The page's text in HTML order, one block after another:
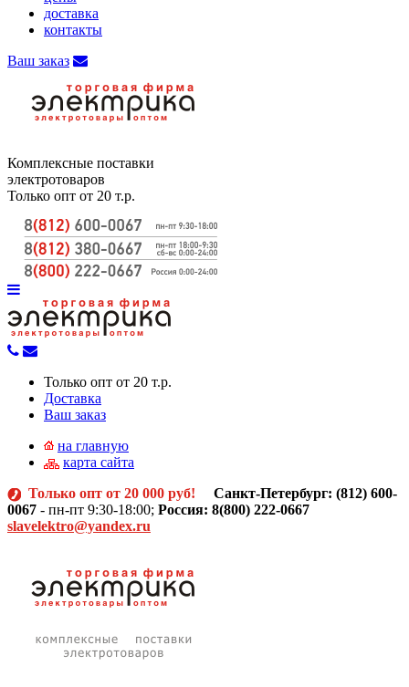
доставка
контакты
Ваш заказ
Комплексные поставки
электротоваров
Только опт от 20 т.р.
Только опт от 20 т.р.
Доставка
Ваш заказ
на главную
карта сайта
Только опт от 20 000 руб! Санкт-Петербург: (812) 600-
0067 - пн-пт 9:30-18:00; Россия: 8(800) 222-0667
slavelektro@yandex.ru